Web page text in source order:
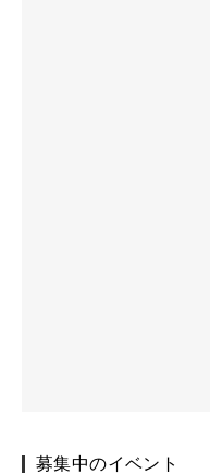
募集中のイベント